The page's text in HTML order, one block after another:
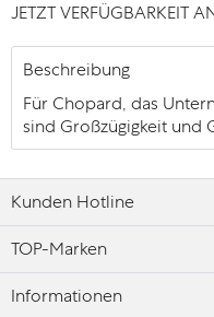
JETZT VERFÜGBARKEIT
Beschreibung
Für Chopard, das
sind Großzügigkeit und
Kunden Hotline
TOP-Marken
Informationen